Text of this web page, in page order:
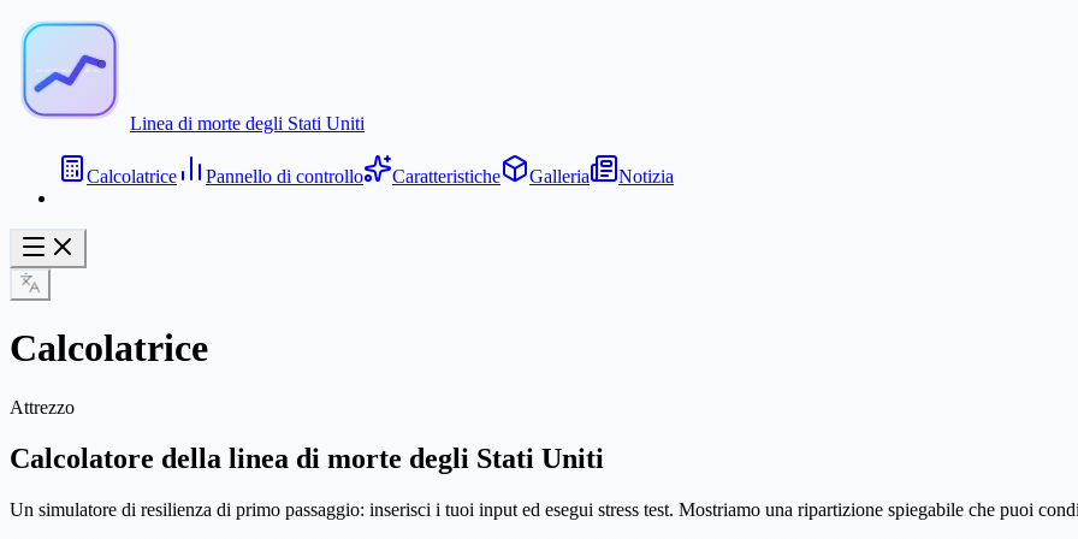
Linea di morte degli Stati Uniti
Calcolatrice Pannello di controllo Caratteristiche Galleria Notizia
Calcolatrice
Attrezzo
Calcolatore della linea di morte degli Stati Uniti
Un simulatore di resilienza di primo passaggio: inserisci i tuoi input ed esegui stress test. Mostriamo una ripartizione spiegabile che puoi